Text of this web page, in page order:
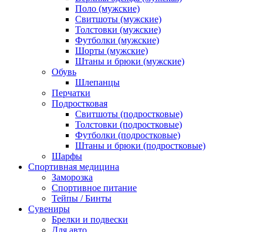
Поло (мужские)
Свитшоты (мужские)
Толстовки (мужские)
Футболки (мужские)
Шорты (мужские)
Штаны и брюки (мужские)
Обувь
Шлепанцы
Перчатки
Подростковая
Свитшоты (подростковые)
Толстовки (подростковые)
Футболки (подростковые)
Штаны и брюки (подростковые)
Шарфы
Спортивная медицина
Заморозка
Спортивное питание
Тейпы / Бинты
Сувениры
Брелки и подвески
Для авто